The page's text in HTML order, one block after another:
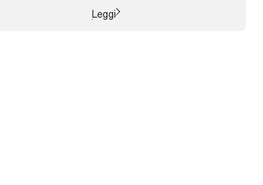
economica della città. Pianificare i servizi è
Leggi